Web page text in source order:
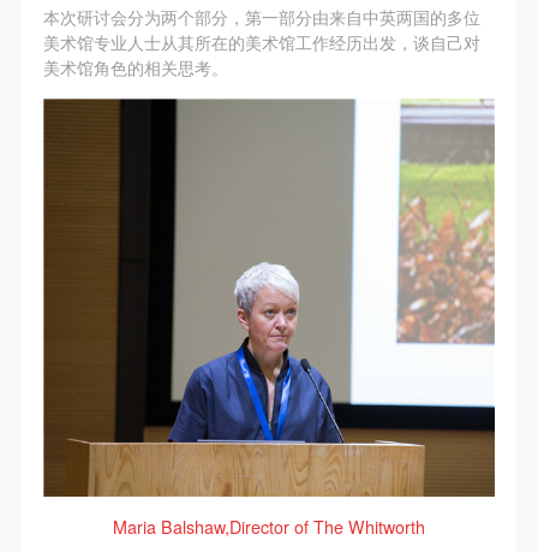
本次研讨会分为两个部分，第一部分由来自中英两国的多位
美术馆专业人士从其所在的美术馆工作经历出发，谈自己对
美术馆角色的相关思考。
Maria Balshaw,Director of The Whitworth
第六条
参与活动者在参与活动时应当在美术馆工作人员及活
动导师、教师指导下进行，并正确的使用活动中所涉
及到的绘画工具、创作材料及配套设备、设施，若参
与者因个人原因在使用相应绘画工具、创作材料及配
套设备、设施造成个人受伤、伤害他人及造成相应工
具、材料、设备或设施的故障或损坏。参与活动者应
当承当相应的全部责任，并主动赔偿相应的经济损
失。活动中任何非事故当事人及美术馆将不承担人身
中央美术学院美术馆肖像权许可使用协议
根据《中华人民共和国广告法》、《中华人民共和国
民法通则》以及 最高人民法院关于贯彻执行 《中华
人民共和国民法通则》若干问题的意见（试行）>的
有关规定，为明确肖像许可方（甲方）和使用方（乙
方）的权利义务关系，经双方友好协商，甲乙双方就
第六条
参与活动者在参与活动时应当在美术馆工作人员及活
动导师、教师指导下进行，并正确的使用活动中所涉
及到的绘画工具、创作材料及配套设备、设施，若参
与者因个人原因在使用相应绘画工具、创作材料及配
套设备、设施造成个人受伤、伤害他人及造成相应工
具、材料、设备或设施的故障或损坏。参与活动者应
当承当相应的全部责任，并主动赔偿相应的经济损
失。活动中任何非事故当事人及美术馆将不承担人身
中央美术学院美术馆肖像权许可使用协议
根据《中华人民共和国广告法》、《中华人民共和国
民法通则》以及 最高人民法院关于贯彻执行 《中华
人民共和国民法通则》若干问题的意见（试行）>的
有关规定，为明确肖像许可方（甲方）和使用方（乙
方）的权利义务关系，经双方友好协商，甲乙双方就
第六条
参与活动者在参与活动时应当在美术馆工作人员及活
动导师、教师指导下进行，并正确的使用活动中所涉
及到的绘画工具、创作材料及配套设备、设施，若参
与者因个人原因在使用相应绘画工具、创作材料及配
套设备、设施造成个人受伤、伤害他人及造成相应工
具、材料、设备或设施的故障或损坏。参与活动者应
当承当相应的全部责任，并主动赔偿相应的经济损
失。活动中任何非事故当事人及美术馆将不承担人身
中央美术学院美术馆肖像权许可使用协议
根据《中华人民共和国广告法》、《中华人民共和国
民法通则》以及 最高人民法院关于贯彻执行 《中华
人民共和国民法通则》若干问题的意见（试行）>的
有关规定，为明确肖像许可方（甲方）和使用方（乙
方）的权利义务关系，经双方友好协商，甲乙双方就